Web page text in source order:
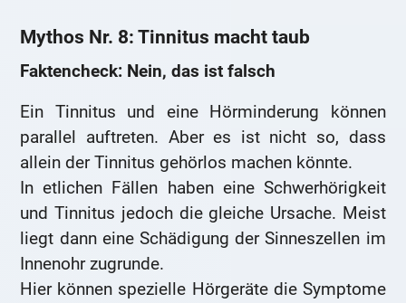
Mythos Nr. 8: Tinnitus macht taub
Faktencheck: Nein, das ist falsch
Ein Tinnitus und eine Hörminderung können
parallel auftreten. Aber es ist nicht so, dass
allein der Tinnitus gehörlos machen könnte.
In etlichen Fällen haben eine Schwerhörigkeit
und Tinnitus jedoch die gleiche Ursache. Meist
liegt dann eine Schädigung der Sinneszellen im
Innenohr zugrunde.
Hier können spezielle Hörgeräte die Symptome